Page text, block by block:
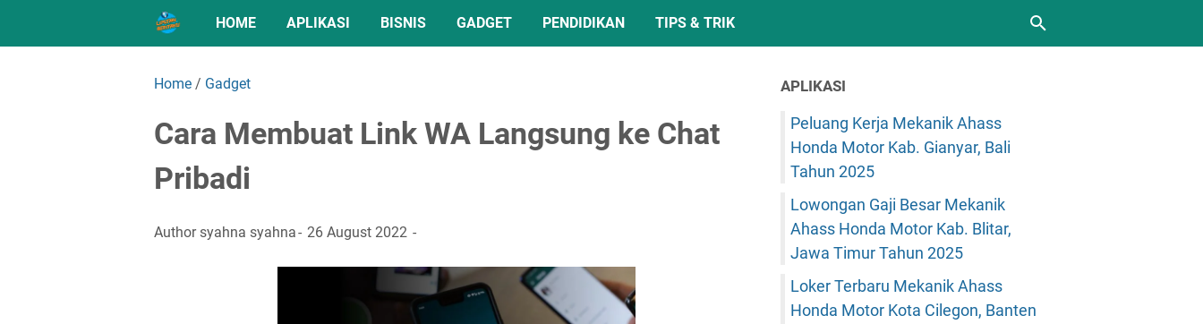
HOME APLIKASI BISNIS GADGET PENDIDIKAN TIPS & TRIK
Home / Gadget
Cara Membuat Link WA Langsung ke Chat
Pribadi
Authorsyahna syahna 26 August 2022
APLIKASI
Peluang Kerja Mekanik Ahass
Honda Motor Kab. Gianyar, Bali
Tahun 2025
Lowongan Gaji Besar Mekanik
Ahass Honda Motor Kab. Blitar,
Jawa Timur Tahun 2025
Loker Terbaru Mekanik Ahass
Honda Motor Kota Cilegon, Banten